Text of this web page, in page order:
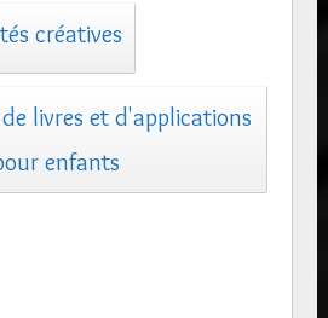
créatives
livres et d'applications
enfants